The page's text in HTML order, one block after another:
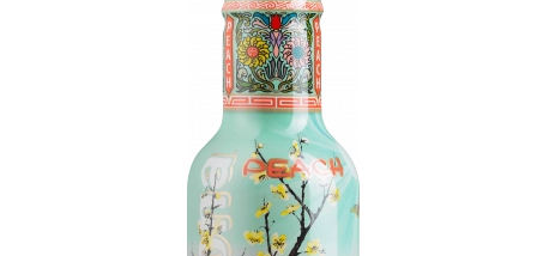
J'ai été très content de trouver le thé vert Arizona
La livraison gratuite est super.
À recommander :)